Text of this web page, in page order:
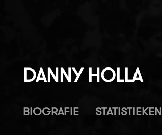
DANNY HOLLA
BIOGRAFIE STATISTIEKEN